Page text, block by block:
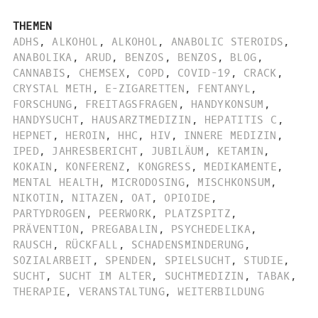
THEMEN
ADHS , ALKOHOL , ALKOHOL , ANABOLIC STEROIDS ,
ANABOLIKA , ARUD , BENZOS , BENZOS , BLOG ,
CANNABIS , CHEMSEX , COPD , COVID-19 , CRACK ,
CRYSTAL METH , E-ZIGARETTEN , FENTANYL ,
FORSCHUNG , FREITAGSFRAGEN , HANDYKONSUM ,
HANDYSUCHT, HAUSARZTMEDIZIN , HEPATITIS C ,
HEPNET , HEROIN , HHC , HIV , INNERE MEDIZIN ,
IPED , JAHRESBERICHT , JUBILÄUM , KETAMIN ,
KOKAIN , KONFERENZ , KONGRESS , MEDIKAMENTE ,
MENTAL HEALTH , MICRODOSING, MISCHKONSUM ,
NIKOTIN , NITAZEN , OAT, OPIOIDE ,
PARTYDROGEN , PEERWORK, PLATZSPITZ ,
PRÄVENTION , PREGABALIN , PSYCHEDELIKA,
RAUSCH , RÜCKFALL , SCHADENSMINDERUNG ,
SOZIALARBEIT , SPENDEN , SPIELSUCHT, STUDIE ,
SUCHT, SUCHT IM ALTER, SUCHTMEDIZIN , TABAK ,
THERAPIE , VERANSTALTUNG, WEITERBILDUNG